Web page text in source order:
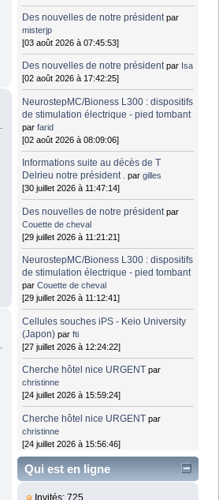
Des nouvelles de notre président par
misterjp
[03 août 2026 à 07:45:53]
Des nouvelles de notre président par Isa
[02 août 2026 à 17:42:25]
NeurostepMC/Bioness L300 : dispositifs
de stimulation électrique - pied tombant
parfarid
[02 août 2026 à 08:09:06]
Informations suite au décès de T
Delrieu notre président . pargilles
[30 juillet 2026 à 11:47:14]
Des nouvelles de notre président par
Couette de cheval
[29 juillet 2026 à 11:21:21]
NeurostepMC/Bioness L300 : dispositifs
de stimulation électrique - pied tombant
parCouette de cheval
[29 juillet 2026 à 11:12:41]
Cellules souches iPS - Keio University
(Japon) parfti
[27 juillet 2026 à 12:24:22]
Cherche hôtel nice URGENT par
christinne
[24 juillet 2026 à 15:59:24]
Cherche hôtel nice URGENT par
christinne
[24 juillet 2026 à 15:56:46]
Qui est en ligne